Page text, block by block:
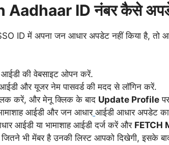
Aadhaar ID नंबर कैसे
ID में अपना जन आधार अपडेट नहीं किया है, तो
की वेबसाइट ओपन करें.
और यूजर नेम पासवर्ड की मदद से लॉगिन करें.
करें, और मेनू क्लिक के बाद Update Profile
आईडी और जन आधार आईडी आधार अपडेट का
आईडी या भामाशाह आईडी दर्ज करें और FETCH
भी मेंबर है उनकी लिस्ट आपको दिखेगी, इसके